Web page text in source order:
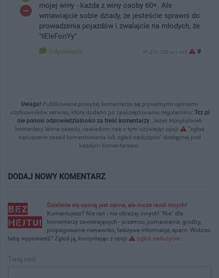
mojej winy - każda z winy osoby 60+. Ale
wmawiajcie sobie dziady, że jesteście sprawni do
prowadzenia pojazdów i zwalajcie na młodych, że
"tEleFonYy"
Odpowiedz IP: 217.153.xx1.xx3 #
Uwaga! Publikowane powyżej komentarze są prywatnymi opiniami
użytkowników serwisu, które dodano po zaakceptowaniu regulaminu. Tcz.pl
nie ponosi odpowiedzialności za treść komentarzy. Jeżeli którykolwiek
komentarz łamie zasady, zawiadom nas o tym używając opcji
"zgłoś
naruszenie zasad komentowania lub zgłoś nadużycie" dostępnej pod
każdym komentarzem.
DODAJ NOWY KOMENTARZ
Dzielenie się opinią jest cenne, ale może ranić innych!
Komentujesz? Nie rań i nie obrażaj innych! "Nie" dla
komentarzy zawierających - przemoc, pomawianie, groźby,
propagowanie nienawiści, fałszywe informacje, spam. Widzisz
taką wypowiedź? Zgłoś ją, korzystając z opcji
zgłoś nadużycie.
Twój nick